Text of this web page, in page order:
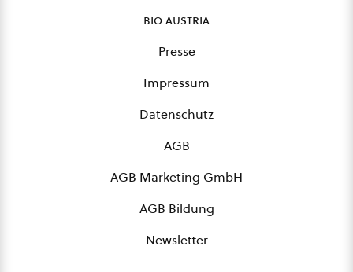
bio austria
Presse
Impressum
Datenschutz
AGB
AGB Marketing GmbH
AGB Bildung
Newsletter